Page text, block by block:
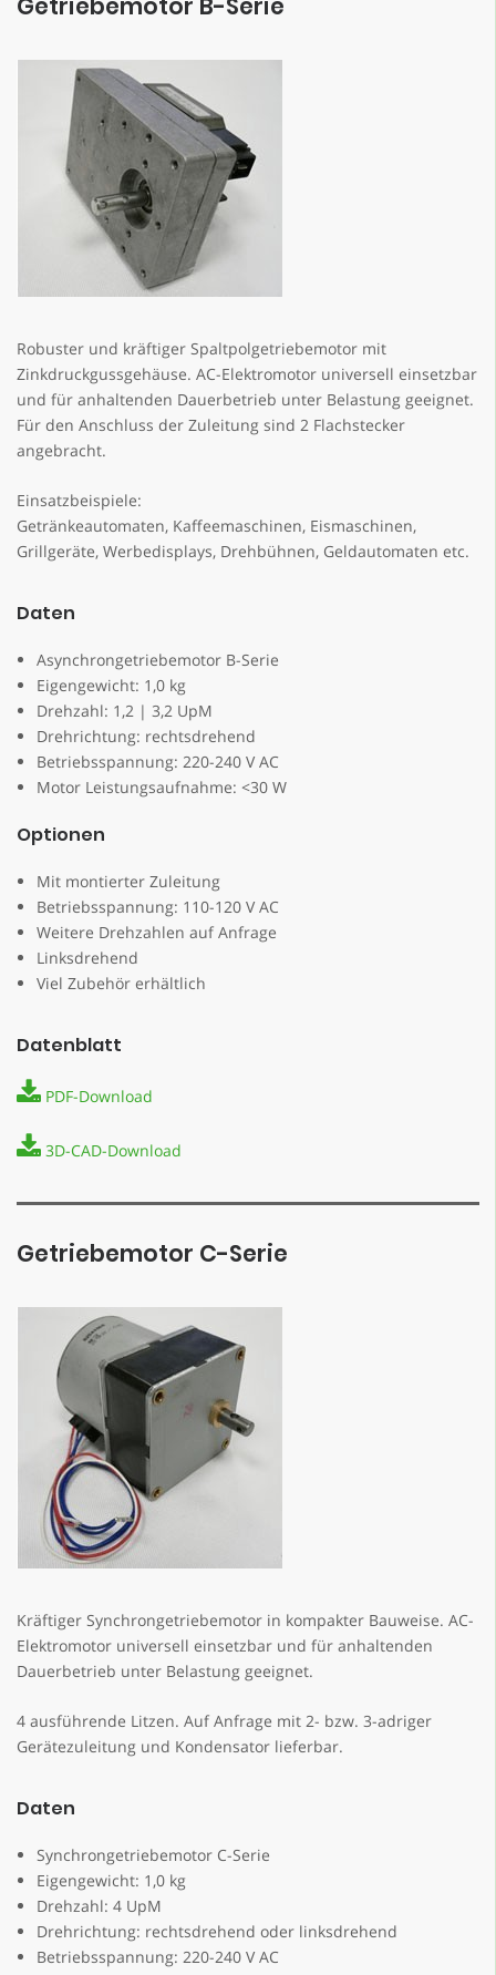
Robuster und kräftiger Spaltpolgetriebemotor mit
Zinkdruckgussgehäuse. AC-Elektromotor universell einsetzbar
und für anhaltenden Dauerbetrieb unter Belastung geeignet.
Für den Anschluss der Zuleitung sind 2 Flachstecker
angebracht.
Einsatzbeispiele:
Getränkeautomaten, Kaffeemaschinen, Eismaschinen,
Grillgeräte, Werbedisplays, Drehbühnen, Geldautomaten etc.
Daten
Asynchrongetriebemotor B-Serie
Eigengewicht: 1,0 kg
Drehzahl: 1,2 | 3,2 UpM
Drehrichtung: rechtsdrehend
Betriebsspannung: 220-240 V AC
Motor Leistungsaufnahme: <30 W
Optionen
Mit montierter Zuleitung
Betriebsspannung: 110-120 V AC
Weitere Drehzahlen auf Anfrage
Linksdrehend
Viel Zubehör erhältlich
Datenblatt
PDF-Download
3D-CAD-Download
Getriebemotor C-Serie
Kräftiger Synchrongetriebemotor in kompakter Bauweise. AC-
Elektromotor universell einsetzbar und für anhaltenden
Dauerbetrieb unter Belastung geeignet.
4 ausführende Litzen. Auf Anfrage mit 2- bzw. 3-adriger
Gerätezuleitung und Kondensator lieferbar.
Daten
Synchrongetriebemotor C-Serie
Eigengewicht: 1,0 kg
Drehzahl: 4 UpM
Drehrichtung: rechtsdrehend oder linksdrehend
Betriebsspannung: 220-240 V AC